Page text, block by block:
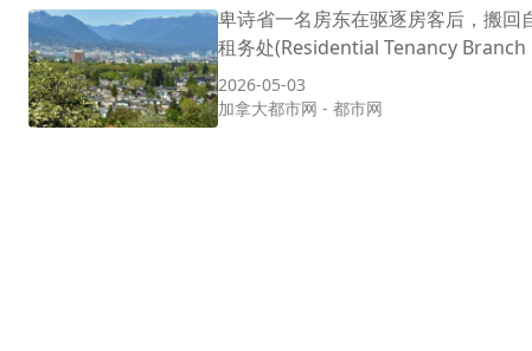
卑诗省一名房东在驱逐房客后，搬
租务处(Residential Tenancy
2026-05-03
加拿大都市网 - 都市网